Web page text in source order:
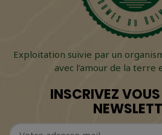
Exploitation suivie par un
avec l'amour de la terre
INSCRIVEZ